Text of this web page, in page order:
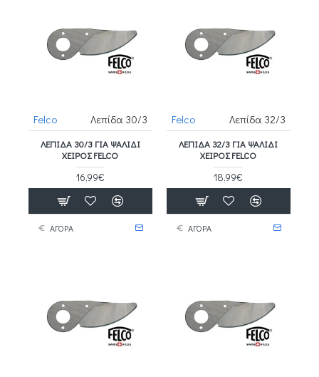
Felco Λεπίδα 30/3
ΛΕΠΊΔΑ 30/3 ΓΙΑ ΨΑΛΊΔΙ
ΧΕΙΡΌΣ FELCO
16,99€
ΑΓΟΡΑ
Felco Λεπίδα 32/3
ΛΕΠΊΔΑ 32/3 ΓΙΑ ΨΑΛΊΔΙ
ΧΕΙΡΌΣ FELCO
18,99€
ΑΓΟΡΑ